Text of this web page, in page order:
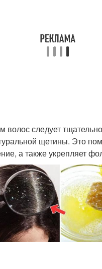
волос следует
щетины. Это
а также укрепляет